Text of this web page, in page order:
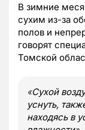
В зимние
сухим из-за
полов и
говорят
Томской
«Сухой
уснуть,
находясь в